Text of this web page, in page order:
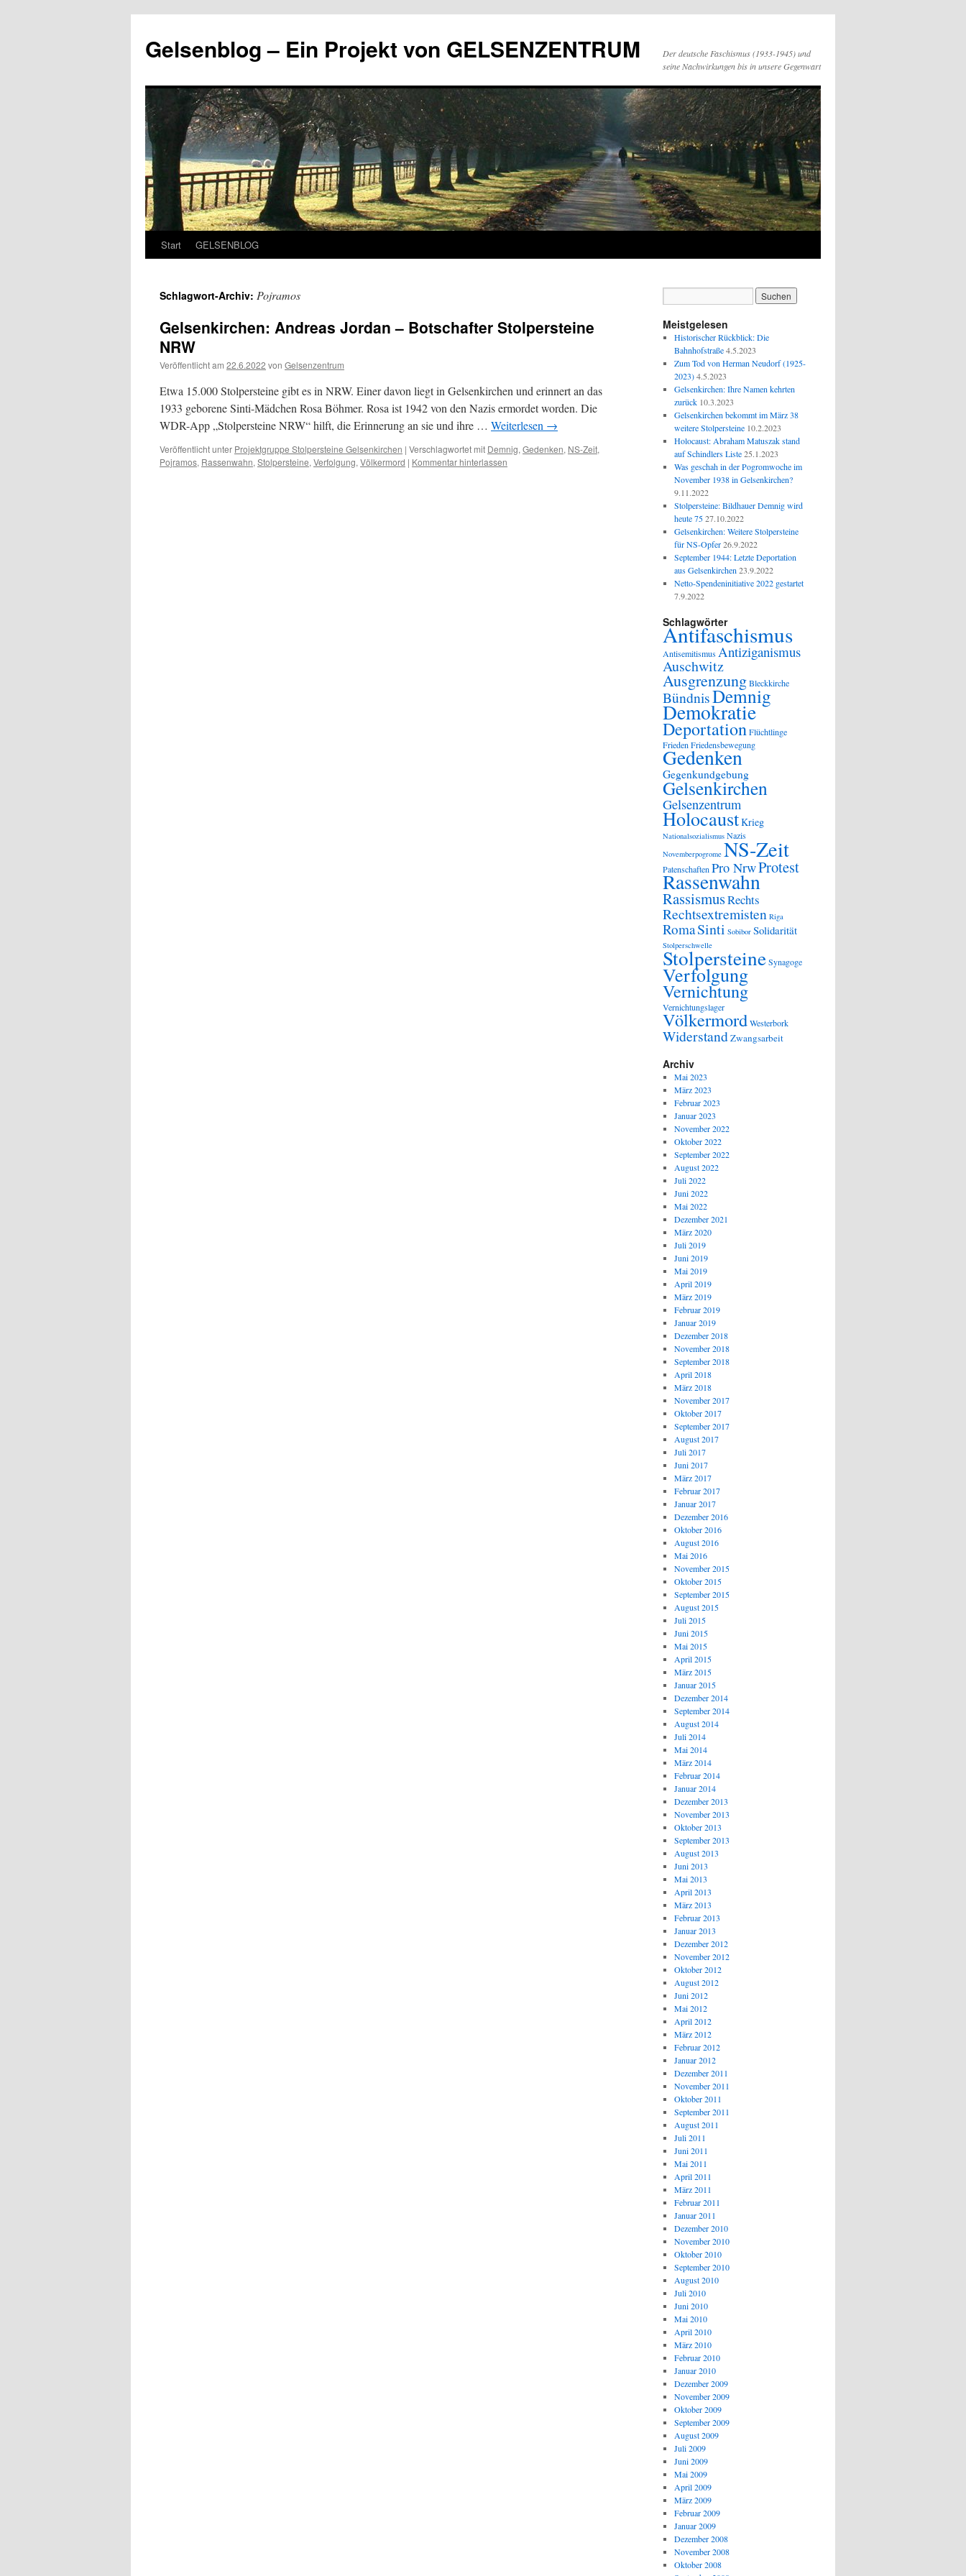
springen
Gelsenblog – Ein Projekt von GELSENZENTRUM
Der deutsche Faschismus (1933-1945) und
seine Nachwirkungen bis in unsere Gegenwart
Start GELSENBLOG
Schlagwort-Archiv: Pojramos
Gelsenkirchen: Andreas Jordan – Botschafter Stolpersteine
NRW
Veröffentlicht am 22.6.2022 von Gelsenzentrum
Etwa 15.000 Stolpersteine gibt es in NRW. Einer davon liegt in Gelsenkirchen und erinnert an das
1933 geborene Sinti-Mädchen Rosa Böhmer. Rosa ist 1942 von den Nazis ermordet worden. Die
WDR-App „Stolpersteine NRW“ hilft, die Erinnerung an sie und ihre … Weiterlesen →
Veröffentlicht unter Projektgruppe Stolpersteine Gelsenkirchen | Verschlagwortet mit Demnig, Gedenken, NS-Zeit,
Pojramos, Rassenwahn, Stolpersteine, Verfolgung, Völkermord | Kommentar hinterlassen
Meistgelesen
Historischer Rückblick: Die
Bahnhofstraße 4.5.2023
Zum Tod von Herman Neudorf (1925-
2023) 4.5.2023
Gelsenkirchen: Ihre Namen kehrten
zurück 10.3.2023
Gelsenkirchen bekommt im März 38
weitere Stolpersteine 10.2.2023
Holocaust: Abraham Matuszak stand
auf Schindlers Liste 25.1.2023
Was geschah in der Pogromwoche im
November 1938 in Gelsenkirchen?
9.11.2022
Stolpersteine: Bildhauer Demnig wird
heute 75 27.10.2022
Gelsenkirchen: Weitere Stolpersteine
für NS-Opfer 26.9.2022
September 1944: Letzte Deportation
aus Gelsenkirchen 23.9.2022
Netto-Spendeninitiative 2022 gestartet
7.9.2022
Schlagwörter
Antifaschismus
Antisemitismus Antiziganismus
Auschwitz
AusgrenzungBleckkirche
BündnisDemnig
Demokratie
DeportationFlüchtlinge
FriedenFriedensbewegung
Gedenken
Gegenkundgebung
Gelsenkirchen
Gelsenzentrum
HolocaustKrieg
Nationalsozialismus Nazis
Novemberpogrome NS-Zeit
PatenschaftenPro NrwProtest
Rassenwahn
RassismusRechts
Rechtsextremisten Riga
RomaSinti Sobibor Solidarität
Stolperschwelle
StolpersteineSynagoge
Verfolgung
Vernichtung
Vernichtungslager
VölkermordWesterbork
WiderstandZwangsarbeit
Archiv
Mai 2023
März 2023
Februar 2023
Januar 2023
November 2022
Oktober 2022
September 2022
August 2022
Juli 2022
Juni 2022
Mai 2022
Dezember 2021
März 2020
Juli 2019
Juni 2019
Mai 2019
April 2019
März 2019
Februar 2019
Januar 2019
Dezember 2018
November 2018
September 2018
April 2018
März 2018
November 2017
Oktober 2017
September 2017
August 2017
Juli 2017
Juni 2017
März 2017
Februar 2017
Januar 2017
Dezember 2016
Oktober 2016
August 2016
Mai 2016
November 2015
Oktober 2015
September 2015
August 2015
Juli 2015
Juni 2015
Mai 2015
April 2015
März 2015
Januar 2015
Dezember 2014
September 2014
August 2014
Juli 2014
Mai 2014
März 2014
Februar 2014
Januar 2014
Dezember 2013
November 2013
Oktober 2013
September 2013
August 2013
Juni 2013
Mai 2013
April 2013
März 2013
Februar 2013
Januar 2013
Dezember 2012
November 2012
Oktober 2012
August 2012
Juni 2012
Mai 2012
April 2012
März 2012
Februar 2012
Januar 2012
Dezember 2011
November 2011
Oktober 2011
September 2011
August 2011
Juli 2011
Juni 2011
Mai 2011
April 2011
März 2011
Februar 2011
Januar 2011
Dezember 2010
November 2010
Oktober 2010
September 2010
August 2010
Juli 2010
Juni 2010
Mai 2010
April 2010
März 2010
Februar 2010
Januar 2010
Dezember 2009
November 2009
Oktober 2009
September 2009
August 2009
Juli 2009
Juni 2009
Mai 2009
April 2009
März 2009
Februar 2009
Januar 2009
Dezember 2008
November 2008
Oktober 2008